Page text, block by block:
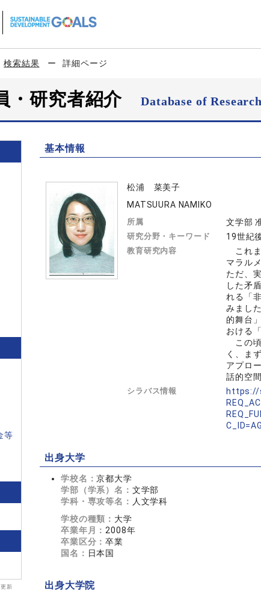
検索結果 詳細ページ
・研究者紹介Database of
等
新
基本情報
松浦 菜美子
MATSUURA NAMIKO
所属 文学部
研究分野・キーワード 19世紀
教育研究内容
これま
マラル
ただ、
した矛
れる「
みまし
的舞台
おける
この頃
く、ま
アプロ
話的空
シラバス情報
https://
出身大学
学校名：京都大学
学部（学系）名： 文学部
学科・専攻等名： 人文学科
学校の種類： 大学
卒業年月： 2008年
卒業区分：卒業
国名： 日本国
出身大学院